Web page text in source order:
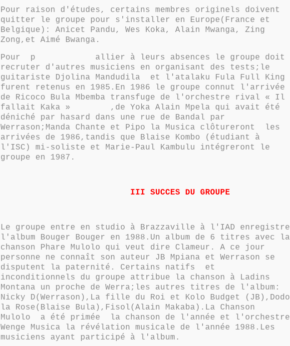
Pour raison d'études, certains membres originels doivent
quitter le groupe pour s'installer en Europe(France et
Belgique): Anicet Pandu, Wes Koka, Alain Mwanga, Zing
Zong,et Aimé Bwanga.
Pour p allier à leurs absences le groupe doit
recruter d'autres musiciens en organisant des tests;le
guitariste Djolina Mandudila et l'atalaku Fula Full King
furent retenus en 1985.En 1986 le groupe connut l'arrivée
de Ricoco Bula Mbemba transfuge de l'orchestre rival « Il
fallait Kaka » ,de Yoka Alain Mpela qui avait été
déniché par hasard dans une rue de Bandal par
Werrason;Manda Chante et Pipo la Musica clôtureront les
arrivées de 1986,tandis que Blaise Kombo (étudiant à
l'ISC) mi-soliste et Marie-Paul Kambulu intégreront le
groupe en 1987.
III SUCCES DU GROUPE
Le groupe entre en studio à Brazzaville à l'IAD enregistre
l'album Bouger Bouger en 1988.Un album de 6 titres avec la
chanson Phare Mulolo qui veut dire Clameur. A ce jour
personne ne connaît son auteur JB Mpiana et Werrason se
disputent la paternité. Certains natifs et
inconditionnels du groupe attribue la chanson à Ladins
Montana un proche de Werra;les autres titres de l'album:
Nicky D(Werrason),La fille du Roi et Kolo Budget (JB),Dodo
la Rose(Blaise Bula),Fisol(Alain Makaba).La Chanson
Mulolo a été primée la chanson de l'année et l'orchestre
Wenge Musica la révélation musicale de l'année 1988.Les
musiciens ayant participé à l'album.